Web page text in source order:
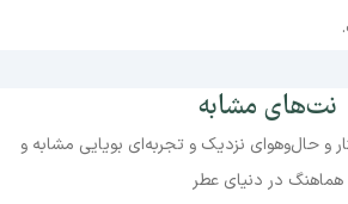
نت‌های مشابه
و حال‌وهوای نزدیک و تجربه‌ای بویایی مشابه و
هماهنگ در دنیای عطر